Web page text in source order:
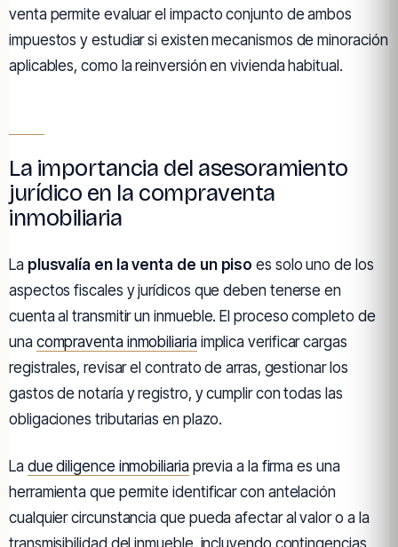
venta permite evaluar el impacto conjunto de ambos
impuestos y estudiar si existen mecanismos de minoración
aplicables, como la reinversión en vivienda habitual.
La importancia del asesoramiento
jurídico en la compraventa
inmobiliaria
La plusvalía en la venta de un piso es solo uno de los
aspectos fiscales y jurídicos que deben tenerse en
cuenta al transmitir un inmueble. El proceso completo de
una compraventa inmobiliariaimplica verificar cargas
registrales, revisar el contrato de arras, gestionar los
gastos de notaría y registro, y cumplir con todas las
obligaciones tributarias en plazo.
La due diligence inmobiliariaprevia a la firma es una
herramienta que permite identificar con antelación
cualquier circunstancia que pueda afectar al valor o a la